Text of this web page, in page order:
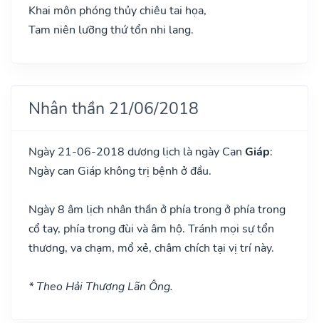
Khai môn phóng thủy chiêu tai họa,
Tam niên lưỡng thứ tổn nhi lang.
Nhân thần 21/06/2018
Ngày 21-06-2018 dương lịch là ngày Can Giáp:
Ngày can Giáp không trị bệnh ở đầu.
Ngày 8 âm lịch nhân thần ở phía trong ở phía trong
cổ tay, phía trong đùi và âm hộ. Tránh mọi sự tổn
thương, va chạm, mổ xẻ, châm chích tại vị trí này.
* Theo Hải Thượng Lãn Ông.